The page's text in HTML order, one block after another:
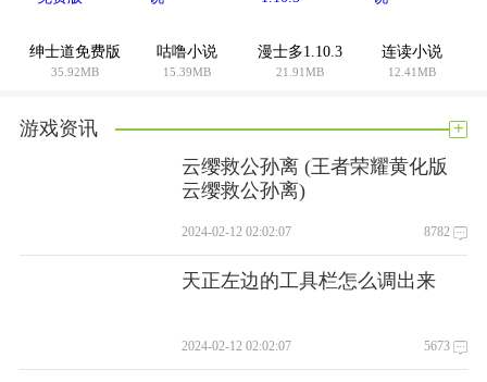
你怎么想呢?我觉得这个手机软件很好用。请分享给你的朋友:
绅士道免费版
35.92MB
咕噜小说
15.39MB
漫士多1.10.3
21.91MB
连读小说
12.41MB
游戏资讯 +
云缨救公孙离 (王者荣耀黄化版
云缨救公孙离)
2024-02-12 02:02:07 8782
天正左边的工具栏怎么调出来
2024-02-12 02:02:07 5673